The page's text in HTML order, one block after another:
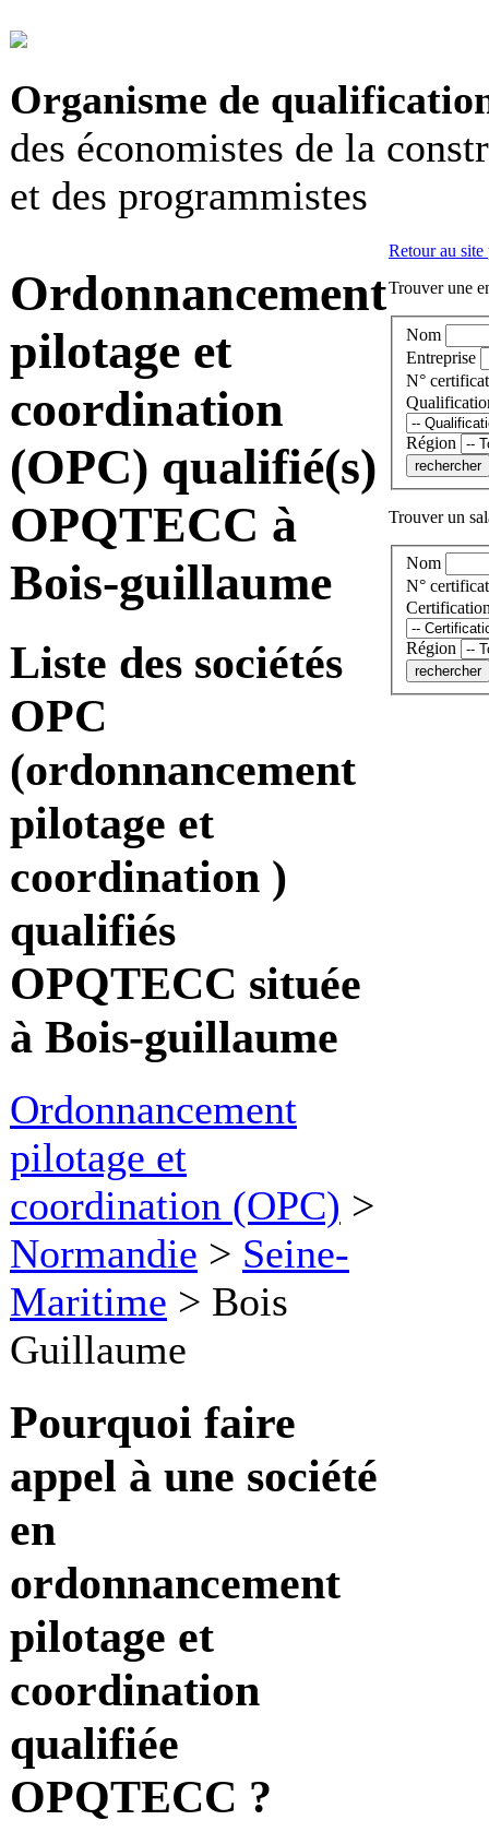
Organisme de
des économistes de la
et des programmistes
Ordonnancement
pilotage et
coordination
(OPC) qualifié(s)
OPQTECC à
Bois-guillaume
Liste des sociétés
OPC
(ordonnancement
pilotage et
coordination )
qualifiés
OPQTECC située
à Bois-guillaume
Ordonnancement
pilotage et
coordination (OPC) >
Normandie > Seine-
Maritime > Bois
Guillaume
Pourquoi faire
appel à une société
en
ordonnancement
pilotage et
coordination
qualifiée
OPQTECC ?
Retour au
Trouver une
Nom
Entreprise
N° certificat
Région
Trouver un
Nom
N° certificat
Région